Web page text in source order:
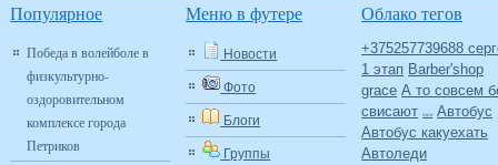
Популярное
Победа в волейболе в
физкультурно-
оздоровительном
комплексе города
Петриков
Меню в футере
Новости
Фото
Блоги
Группы
Облако тегов
+375257739688
1 этап Barber'shop
grace А то совсем
свисают
Авто
Автобус
Автобус какуехать
Автоледи